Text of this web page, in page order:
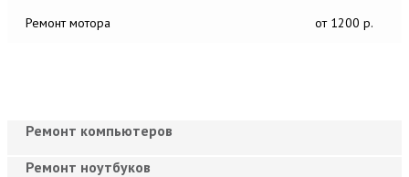
Ремонт мотора от 1200 р.
Ремонт компьютеров
Ремонт ноутбуков